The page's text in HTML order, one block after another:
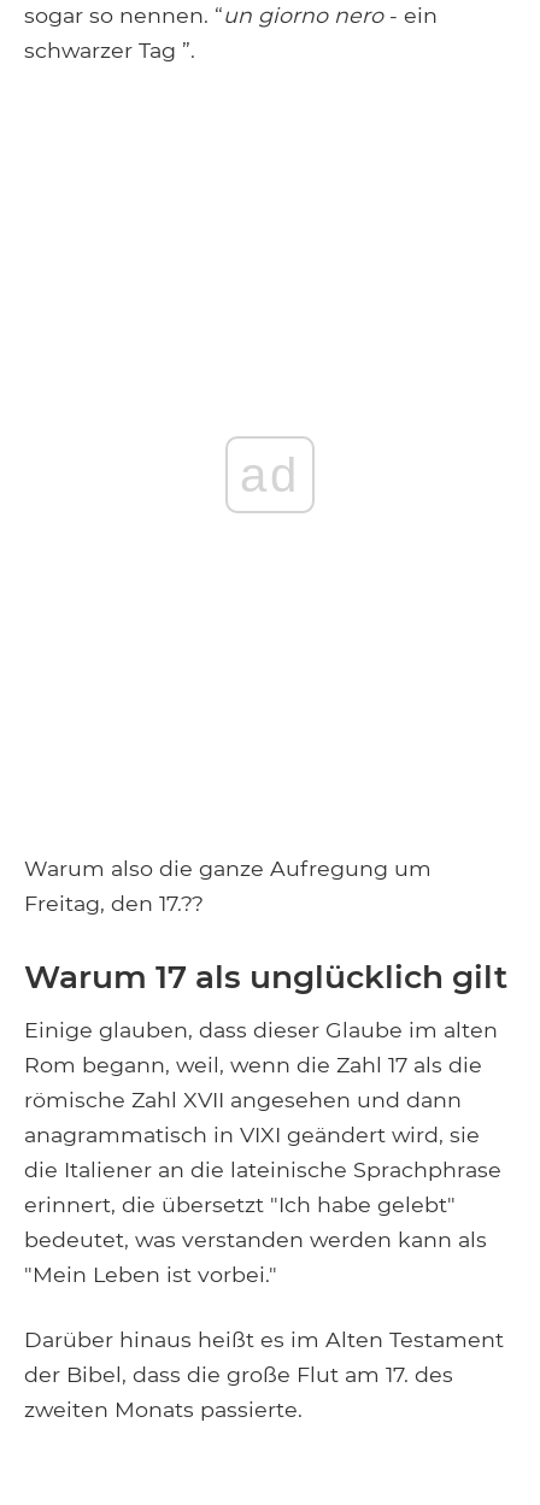
sogar so nennen. “un giorno nero- ein
schwarzer Tag ”.
ad
Warum also die ganze Aufregung um
Freitag, den 17.??
Warum 17 als unglücklich gilt
Einige glauben, dass dieser Glaube im alten
Rom begann, weil, wenn die Zahl 17 als die
römische Zahl XVII angesehen und dann
anagrammatisch in VIXI geändert wird, sie
die Italiener an die lateinische Sprachphrase
erinnert, die übersetzt "Ich habe gelebt"
bedeutet, was verstanden werden kann als
"Mein Leben ist vorbei."
Darüber hinaus heißt es im Alten Testament
der Bibel, dass die große Flut am 17. des
zweiten Monats passierte.